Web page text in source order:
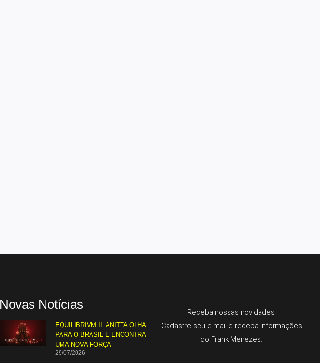
Novas Notícias
EQUILIBRIVM II: ANITTA OLHA
PARA O BRASIL E ENCONTRA
UMA NOVA FORÇA
29/07/2026
Receba nossas novidades!
Cadastre seu e-mail e receba informações
do Frank Menezes.